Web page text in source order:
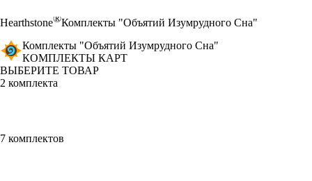
Hearthstone®Комплекты "Объятий Изумрудного Сна"
Комплекты "Объятий Изумрудного Сна"
КОМПЛЕКТЫ КАРТ
ВЫБЕРИТЕ ТОВАР
2 комплекта
7 комплектов